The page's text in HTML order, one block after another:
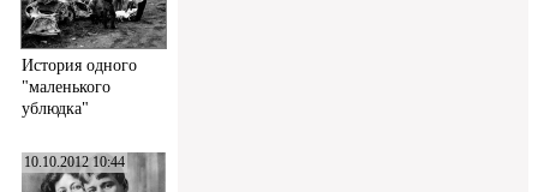
История одного
"маленького
ублюдка"
10.10.2012 10:44